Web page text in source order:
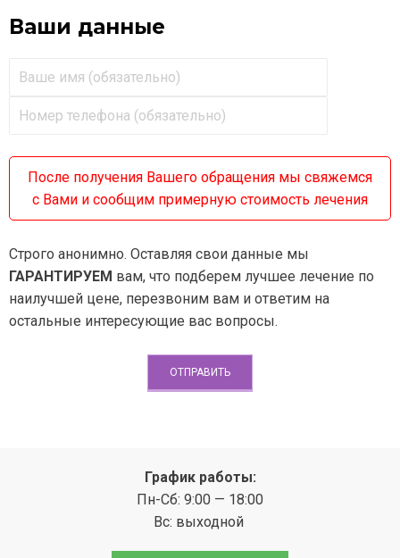
Ваши данные
После получения Вашего обращения мы свяжемся
с Вами и сообщим примерную стоимость лечения
Строго анонимно. Оставляя свои данные мы
ГАРАНТИРУЕМ вам, что подберем лучшее лечение по
наилучшей цене, перезвоним вам и ответим на
остальные интересующие вас вопросы.
График работы:
Пн-Сб: 9:00 — 18:00
Вс: выходной